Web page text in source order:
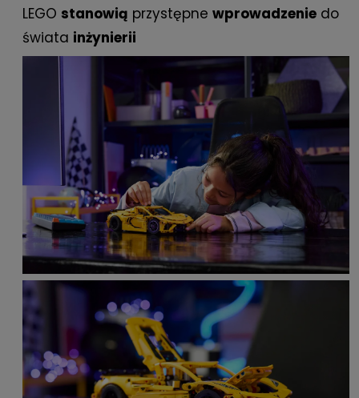
LEGO stanowią przystępne wprowadzenie do
świata inżynierii